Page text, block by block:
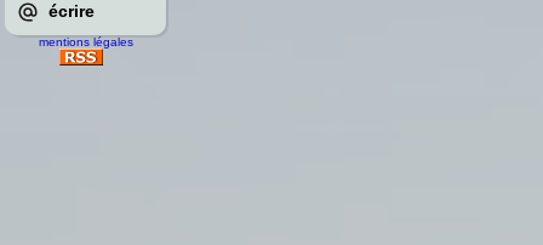
écrire
mentions légales